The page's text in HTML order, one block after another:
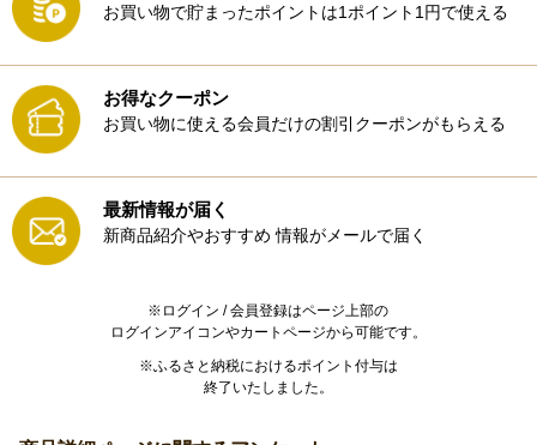
お買い物で貯まったポイントは1ポイント1円で使える
お得なクーポン
お買い物に使える会員だけの割引クーポンがもらえる
最新情報が届く
新商品紹介やおすすめ 情報がメールで届く
※ログイン / 会員登録はページ上部の
ログインアイコンやカートページから可能です。
※ふるさと納税におけるポイント付与は
終了いたしました。